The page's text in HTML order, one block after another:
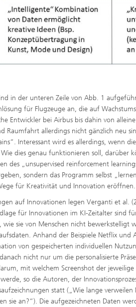
in der unteren Zeile von Abb. 1
für Flugzeuge an, die auf
Entwickler bei Airbus bis dahin von
Raumfahrt allerdings nicht gänzlich neu
Interessant wird es allerdings, wenn
dies genau funktionieren soll, darüber
des „unsupervised reinforcement
sondern das Programm selbst
für Kreativität und Innovation eröffnen.
auf Innovationen legen Verganti et
für Innovationen im KI-Zeitalter sind
sie von Menschen nicht bewerkstelligt
Anhand der Beispiele Netflix
von gespeicherten individuellen
nicht nur um die personalisierte
mit welchem Screenshot der
so die Autoren, der
statt („Wie lange
sie an?“). Die aufgezeichneten Daten